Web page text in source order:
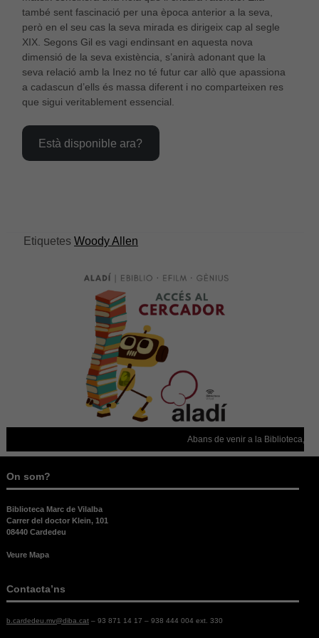
també sent fascinació per una època anterior a la seva,
però en el seu cas la seva mirada es dirigeix cap al segle
XIX. Segons Gil es vagi endinsant en aquesta nova
dimensió de la seva existència, s’anirà adonant que la
seva relació amb la Inez no té futur car allò que apassiona
a cadascun d’ells és massa diferent i no comparteixen res
que sigui veritablement essencial.
Està disponible ara?
Etiquetes Woody Allen
Abans de venir a la Biblioteca,
On som?
Biblioteca Marc de Vilalba
Carrer del doctor Klein, 101
08440 Cardedeu
Veure Mapa
Contacta’ns
b.cardedeu.mv@diba.cat– 93 871 14 17 – 938 444 004 ext. 330
cookies no
són
opcionals,
són
necessàries
per al bon
funcionament
Per tal que el
web funcioni
el millor
aquestes
cookies,
alguna
funcionalitat
desapareixerà
del lloc web.